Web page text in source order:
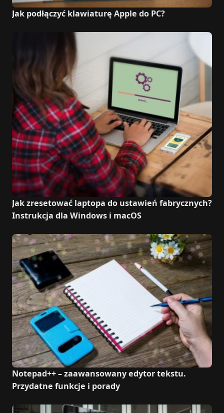
Jak podłączyć klawiaturę Apple do PC?
Jak zresetować laptopa do ustawień fabrycznych?
Instrukcja dla Windows i macOS
Notepad++ – zaawansowany edytor tekstu.
Przydatne funkcje i porady